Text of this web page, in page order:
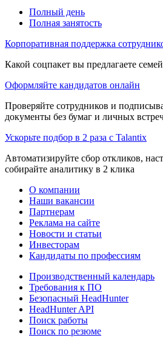
Полный день
Полная занятость
Корпоративная поддержка
Какой соцпакет вы предлагаете
Оформляйте кандидатов онлайн
Проверяйте сотрудников и
документы без бумаг и личных
Ускорьте подбор в 2 раза с Talantix
Автоматизируйте сбор откликов,
собирайте аналитику в 2 клика
О компании
Наши вакансии
Партнерам
Реклама на сайте
Новости и статьи
Инвесторам
Кандидаты по профессиям
Производственный календарь
Требования к ПО
Безопасный HeadHunter
HeadHunter API
Поиск работы
Поиск по резюме